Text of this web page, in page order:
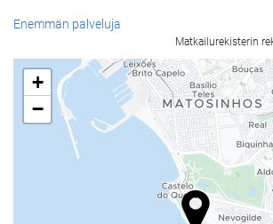
Kylpyläpalvelut
Höyrysauna / turkkilainen sauna
Sauna
Kuntosali
Vastaanottopalvelut
Enemmän palveluja
Matkailurekisterin
+
−